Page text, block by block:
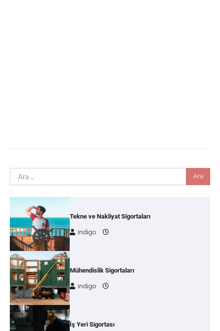
Arama:
Tekne ve Nakliyat Sigortaları
indigo
Mühendislik Sigortaları
indigo
İş Yeri Sigortası